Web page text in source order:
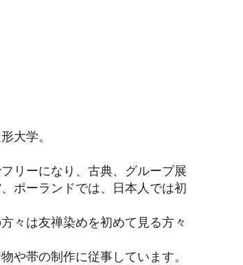
大学。
リーになり、古典、グループ展
ポーランドでは、日本人では初
々は友禅染めを初めて見る方々
や帯の制作に従事しています。